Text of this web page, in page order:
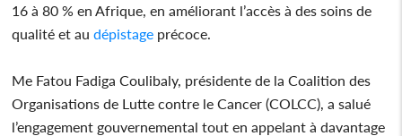
16 à 80 % en Afrique, en améliorant l’accès à des soins de
qualité et au dépistage précoce.
Me Fatou Fadiga Coulibaly, présidente de la Coalition des
Organisations de Lutte contre le Cancer (COLCC), a salué
l’engagement gouvernemental tout en appelant à davantage